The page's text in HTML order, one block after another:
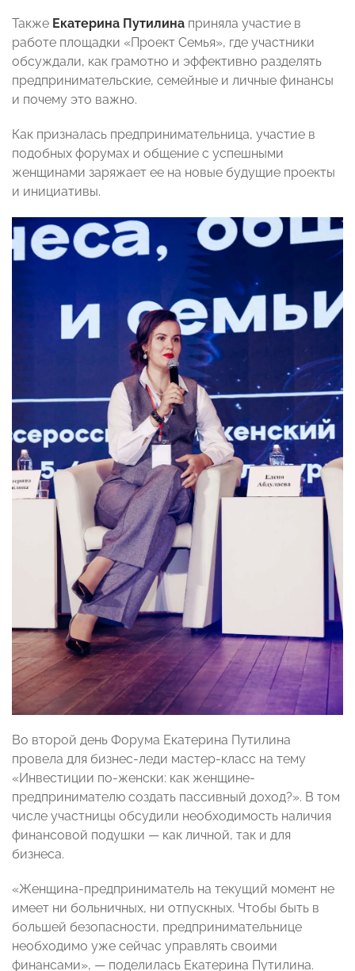
Также Екатерина Путилина приняла участие в
работе площадки «Проект Семья», где участники
обсуждали, как грамотно и эффективно разделять
предпринимательские, семейные и личные финансы
и почему это важно.
Как призналась предпринимательница, участие в
подобных форумах и общение с успешными
женщинами заряжает ее на новые будущие проекты
и инициативы.
Во второй день Форума Екатерина Путилина
провела для бизнес-леди мастер-класс на тему
«Инвестиции по-женски: как женщине-
предпринимателю создать пассивный доход?». В том
числе участницы обсудили необходимость наличия
финансовой подушки — как личной, так и для
бизнеса.
«Женщина-предприниматель на текущий момент не
имеет ни больничных, ни отпускных. Чтобы быть в
большей безопасности, предпринимательнице
необходимо уже сейчас управлять своими
финансами», — поделилась Екатерина Путилина.